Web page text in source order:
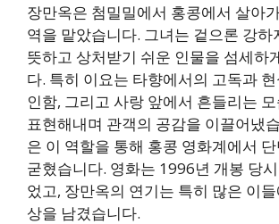
장만옥은 첨밀밀에서 홍콩에서 살아
역을 맡았습니다. 그녀는 겉으론 강하
뜻하고 상처받기 쉬운 인물을 섬세하
다. 특히 이요는 타향에서의 고독과
인함, 그리고 사랑 앞에서 흔들리는
표현해내며 관객의 공감을 이끌어냈
은 이 역할을 통해 홍콩 영화계에서
굳혔습니다. 영화는 1996년 개봉 당
었고, 장만옥의 연기는 특히 많은 이
상을 남겼습니다.